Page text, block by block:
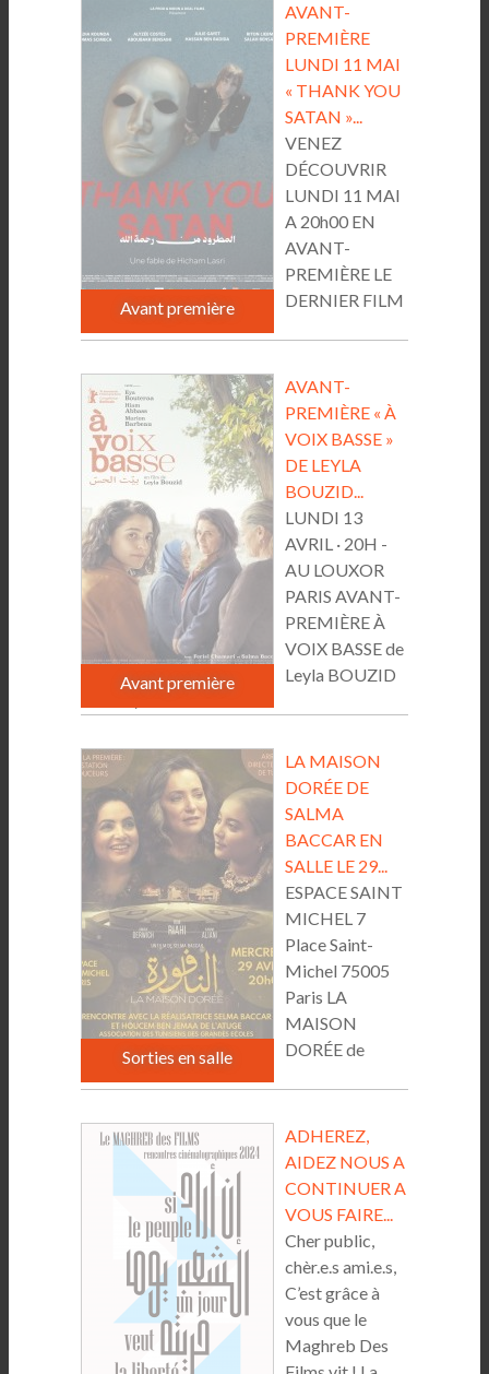
Avant première
AVANT-
PREMIÈRE
LUNDI 11 MAI
« THANK YOU
SATAN »...
VENEZ
DÉCOUVRIR
LUNDI 11 MAI
A 20h00 EN
AVANT-
PREMIÈRE LE
DERNIER FILM
Avant première
AVANT-
PREMIÈRE « À
VOIX BASSE »
DE LEYLA
BOUZID...
LUNDI 13
AVRIL · 20H -
AU LOUXOR
PARIS AVANT-
PREMIÈRE À
VOIX BASSE de
Leyla BOUZID
Sorties en salle
LA MAISON
DORÉE DE
SALMA
BACCAR EN
SALLE LE 29...
ESPACE SAINT
MICHEL 7
Place Saint-
Michel 75005
Paris LA
MAISON
DORÉE de
ADHEREZ,
AIDEZ NOUS A
CONTINUER A
VOUS FAIRE...
Cher public,
chèr.e.s ami.e.s,
C’est grâce à
vous que le
Maghreb Des